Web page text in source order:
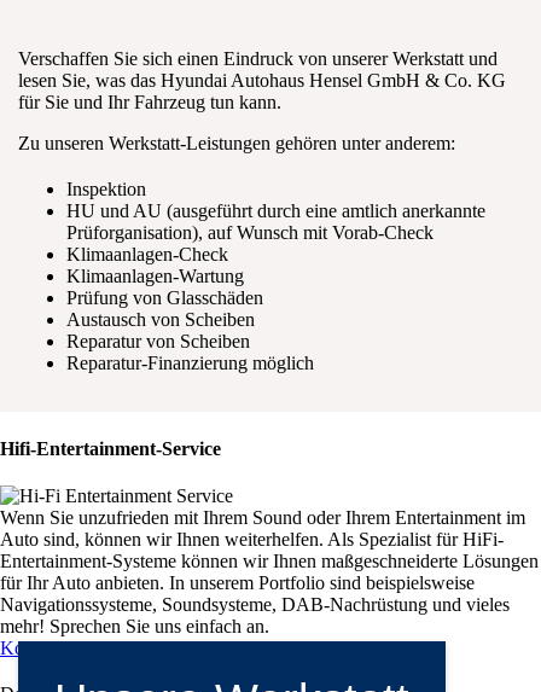
Verschaffen Sie sich einen Eindruck von unserer Werkstatt und
lesen Sie, was das Hyundai Autohaus Hensel GmbH & Co. KG
für Sie und Ihr Fahrzeug tun kann.
Zu unseren Werkstatt-Leistungen gehören unter anderem:
Inspektion
HU und AU (ausgeführt durch eine amtlich anerkannte
Prüforganisation), auf Wunsch mit Vorab-Check
Klimaanlagen-Check
Klimaanlagen-Wartung
Prüfung von Glasschäden
Austausch von Scheiben
Reparatur von Scheiben
Reparatur-Finanzierung möglich
Hifi-Entertainment-Service
Wenn Sie unzufrieden mit Ihrem Sound oder Ihrem Entertainment im
Auto sind, können wir Ihnen weiterhelfen. Als Spezialist für HiFi-
Entertainment-Systeme können wir Ihnen maßgeschneiderte Lösungen
für Ihr Auto anbieten. In unserem Portfolio sind beispielsweise
Navigationssysteme, Soundsysteme, DAB-Nachrüstung und vieles
mehr! Sprechen Sie uns einfach an.
Kontaktaufnahme